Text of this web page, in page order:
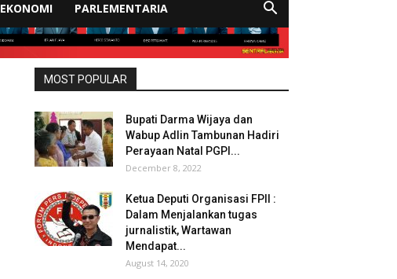
EKONOMI PARLEMENTARIA
MOST POPULAR
Bupati Darma Wijaya dan
Wabup Adlin Tambunan Hadiri
Perayaan Natal PGPI...
December 8, 2022
Ketua Deputi Organisasi FPII :
Dalam Menjalankan tugas
jurnalistik, Wartawan
Mendapat...
August 14, 2020